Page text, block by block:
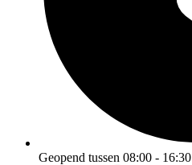
Geopend tussen 08:00 - 16:30